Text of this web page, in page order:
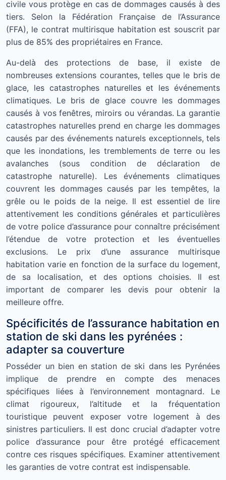
civile vous protège en cas de dommages causés à des
tiers. Selon la Fédération Française de l’Assurance
(FFA), le contrat multirisque habitation est souscrit par
plus de 85% des propriétaires en France.
Au-delà des protections de base, il existe de
nombreuses extensions courantes, telles que le bris de
glace, les catastrophes naturelles et les événements
climatiques. Le bris de glace couvre les dommages
causés à vos fenêtres, miroirs ou vérandas. La garantie
catastrophes naturelles prend en charge les dommages
causés par des événements naturels exceptionnels, tels
que les inondations, les tremblements de terre ou les
avalanches (sous condition de déclaration de
catastrophe naturelle). Les événements climatiques
couvrent les dommages causés par les tempêtes, la
grêle ou le poids de la neige. Il est essentiel de lire
attentivement les conditions générales et particulières
de votre police d’assurance pour connaître précisément
l’étendue de votre protection et les éventuelles
exclusions. Le prix d’une assurance multirisque
habitation varie en fonction de la surface du logement,
de sa localisation, et des options choisies. Il est
important de comparer les devis pour obtenir la
meilleure offre.
Spécificités de l’assurance habitation en
station de ski dans les pyrénées :
adapter sa couverture
Posséder un bien en station de ski dans les Pyrénées
implique de prendre en compte des menaces
spécifiques liées à l’environnement montagnard. Le
climat rigoureux, l’altitude et la fréquentation
touristique peuvent exposer votre logement à des
sinistres particuliers. Il est donc crucial d’adapter votre
police d’assurance pour être protégé efficacement
contre ces risques spécifiques. Examiner attentivement
les garanties de votre contrat est indispensable.